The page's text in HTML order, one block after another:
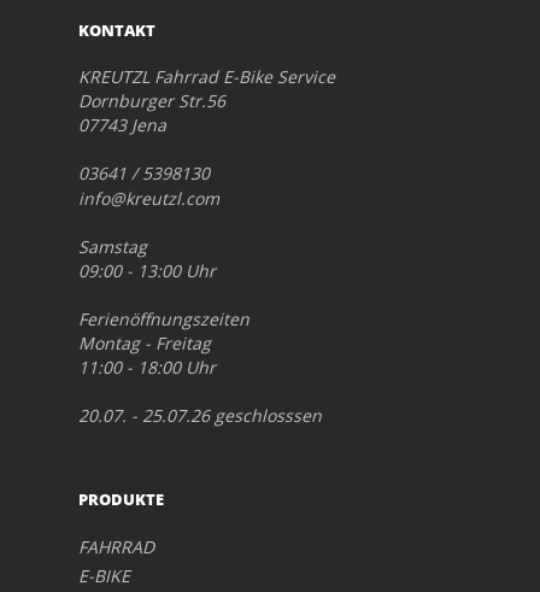
KONTAKT
KREUTZL Fahrrad E-Bike Service
Dornburger Str.56
07743 Jena
03641 / 5398130
info@kreutzl.com
Samstag
09:00 - 13:00 Uhr
Ferienöffnungszeiten
Montag - Freitag
11:00 - 18:00 Uhr
20.07. - 25.07.26 geschlosssen
PRODUKTE
FAHRRAD
E-BIKE